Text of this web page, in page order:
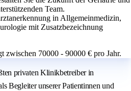
Team.
in Allgemeinmedizin,
mit Zusatzbezeichnung
zwischen 70000 - 90000 € pro Jahr.
privaten Klinikbetreiber in
Begleiter unserer Patientinnen und